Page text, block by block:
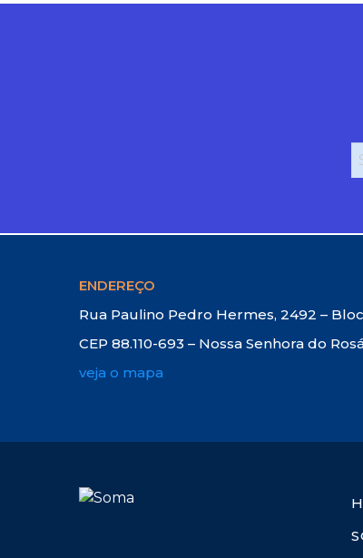
ENDEREÇO
Rua Paulino Pedro Hermes, 2492 –
CEP 88.110-693 – Nossa Senhora do
veja o mapa